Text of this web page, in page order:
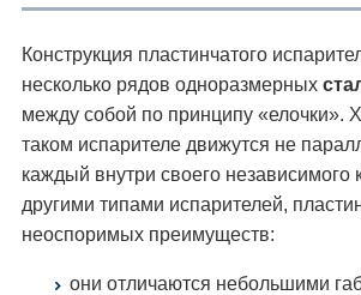
Конструкция пластинчатого
несколько рядов одноразмерных
между собой по принципу «елочки».
таком испарителе движутся не
каждый внутри своего
другими типами испарителей,
неоспоримых преимуществ:
они отличаются небольшими